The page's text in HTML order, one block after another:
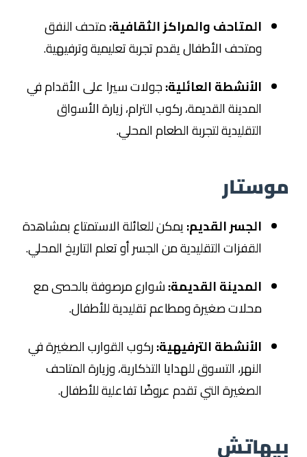
المتاحف والمراكز الثقافية:متحف النفق
ومتحف الأطفال يقدم تجربة تعليمية وترفيهية.
الأنشطة العائلية:جولات سيرا على الأقدام في
المدينة القديمة، ركوب الترام، زيارة الأسواق
التقليدية لتجربة الطعام المحلي.
موستار
الجسر القديم:يمكن للعائلة الاستمتاع بمشاهدة
القفزات التقليدية من الجسر أو تعلم التاريخ المحلي.
المدينة القديمة:شوارع مرصوفة بالحصى مع
محلات صغيرة ومطاعم تقليدية للأطفال.
الأنشطة الترفيهية:ركوب القوارب الصغيرة في
النهر، التسوق للهدايا التذكارية، وزيارة المتاحف
الصغيرة التي تقدم عروضًا تفاعلية للأطفال.
بيهاتش